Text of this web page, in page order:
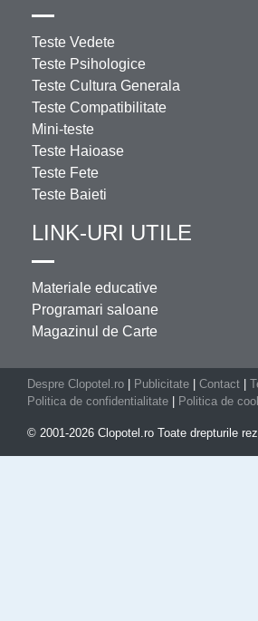
Teste Vedete
Teste Psihologice
Teste Cultura Generala
Teste Compatibilitate
Mini-teste
Teste Haioase
Teste Fete
Teste Baieti
LINK-URI UTILE
Materiale educative
Programari saloane
Magazinul de Carte
Despre Clopotel.ro Publicitate Contact
Politica de confidentialitate
Politica de
© 2001-2026 Clopotel.ro Toate drepturile